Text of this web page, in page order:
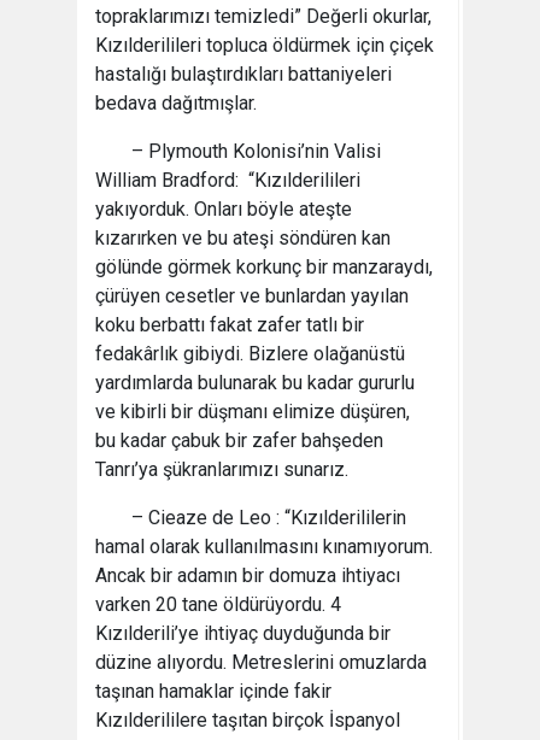
topraklarımızı temizledi” Değerli okurlar,
Kızılderilileri topluca öldürmek için çiçek
hastalığı bulaştırdıkları battaniyeleri
bedava dağıtmışlar.
– Plymouth Kolonisi’nin Valisi
William Bradford: “Kızılderilileri
yakıyorduk. Onları böyle ateşte
kızarırken ve bu ateşi söndüren kan
gölünde görmek korkunç bir manzaraydı,
çürüyen cesetler ve bunlardan yayılan
koku berbattı fakat zafer tatlı bir
fedakârlık gibiydi. Bizlere olağanüstü
yardımlarda bulunarak bu kadar gururlu
ve kibirli bir düşmanı elimize düşüren,
bu kadar çabuk bir zafer bahşeden
Tanrı’ya şükranlarımızı sunarız.
– Cieaze de Leo : “Kızılderililerin
hamal olarak kullanılmasını kınamıyorum.
Ancak bir adamın bir domuza ihtiyacı
varken 20 tane öldürüyordu. 4
Kızılderili’ye ihtiyaç duyduğunda bir
düzine alıyordu. Metreslerini omuzlarda
taşınan hamaklar içinde fakir
Kızılderililere taşıtan birçok İspanyol